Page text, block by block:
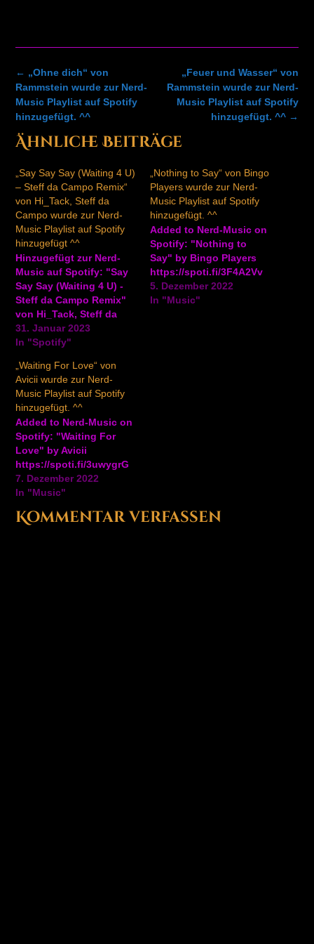
Post
navigation
„Feuer und Wasser“ von
Rammstein wurde zur Nerd-
Music Playlist auf Spotify
hinzugefügt. ^^ →
← „Ohne dich“ von
Rammstein wurde zur Nerd-
Music Playlist auf Spotify
hinzugefügt. ^^
Ähnliche Beiträge
„Say Say Say (Waiting 4 U)
– Steff da Campo Remix“
von Hi_Tack, Steff da
Campo wurde zur Nerd-
Music Playlist auf Spotify
hinzugefügt ^^
Hinzugefügt zur Nerd-
Music auf Spotify: "Say
Say Say (Waiting 4 U) -
Steff da Campo Remix"
von Hi_Tack, Steff da
Campo
https://ift.tt/2LG8quS
31. Januar 2023
In "Spotify"
„Nothing to Say“ von Bingo
Players wurde zur Nerd-
Music Playlist auf Spotify
hinzugefügt. ^^
Added to Nerd-Music on
Spotify: "Nothing to
Say" by Bingo Players
https://spoti.fi/3F4A2Vv
5. Dezember 2022
In "Music"
„Waiting For Love“ von
Avicii wurde zur Nerd-
Music Playlist auf Spotify
hinzugefügt. ^^
Added to Nerd-Music on
Spotify: "Waiting For
Love" by Avicii
https://spoti.fi/3uwygrG
7. Dezember 2022
In "Music"
Kommentar verfassen